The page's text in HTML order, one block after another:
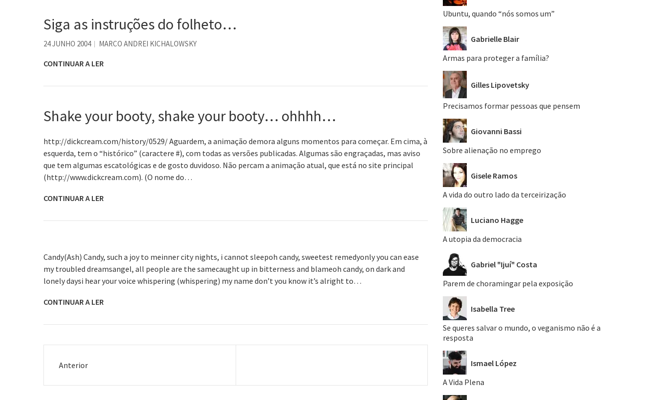
Siga as instruções do folheto…
24 JUNHO 2004 MARCO ANDREI KICHALOWSKY
CONTINUAR A LER
Shake your booty, shake your booty… ohhhh…
http://dickcream.com/history/0529/ Aguardem, a animação demora alguns momentos para começar. Em cima, à
esquerda, tem o “histórico” (caractere #), com todas as versões publicadas. Algumas são engraçadas, mas aviso
que tem algumas escatológicas e de gosto duvidoso. Não percam a animação atual, que está no site principal
(http://www.dickcream.com). (O nome do…
CONTINUAR A LER
Candy(Ash) Candy, such a joy to meinner city nights, i cannot sleepoh candy, sweetest remedyonly you can ease
my troubled dreamsangel, all people are the samecaught up in bitterness and blameoh candy, on dark and
lonely daysi hear your voice whispering (whispering) my name don’t you know it’s alright to…
CONTINUAR A LER
Anterior
Ubuntu, quando “nós somos um”
Gabrielle Blair
Armas para proteger a família?
Gilles Lipovetsky
Precisamos formar pessoas que pensem
Giovanni Bassi
Sobre alienação no emprego
Gisele Ramos
A vida do outro lado da terceirização
Luciano Hagge
A utopia da democracia
Gabriel "Ijuí" Costa
Parem de choramingar pela exposição
Isabella Tree
Se queres salvar o mundo, o veganismo não é a
resposta
Ismael López
A Vida Plena